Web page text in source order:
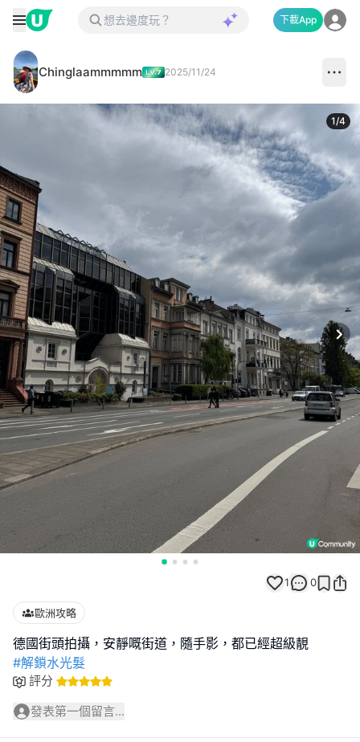
下載App
Chinglaammmmm 2025/11/24
1/4
1 0
歐洲攻略
#解鎖水光髮
評分
發表第一個留言...